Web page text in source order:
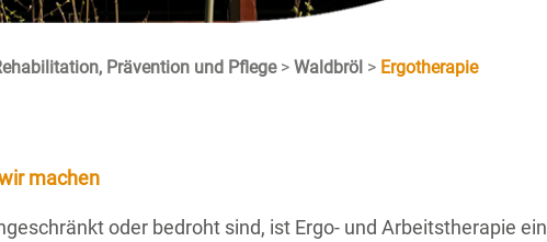
Prävention und Pflege > Waldbröl > Ergotherapie
machen
oder bedroht sind, ist Ergo- und Arbeitstherapie ein